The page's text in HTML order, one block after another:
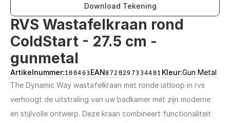
Download Tekening
RVS Wastafelkraan rond
ColdStart - 27.5 cm -
gunmetal
Artikelnummer:100463EAN8720297334481 Kleur:Gun Metal
The Dynamic Way wastafelkraan met ronde uitloop in rvs
verhoogt de uitstraling van uw badkamer met zijn moderne
en stijlvolle ontwerp. Deze kraan combineert functionaliteit